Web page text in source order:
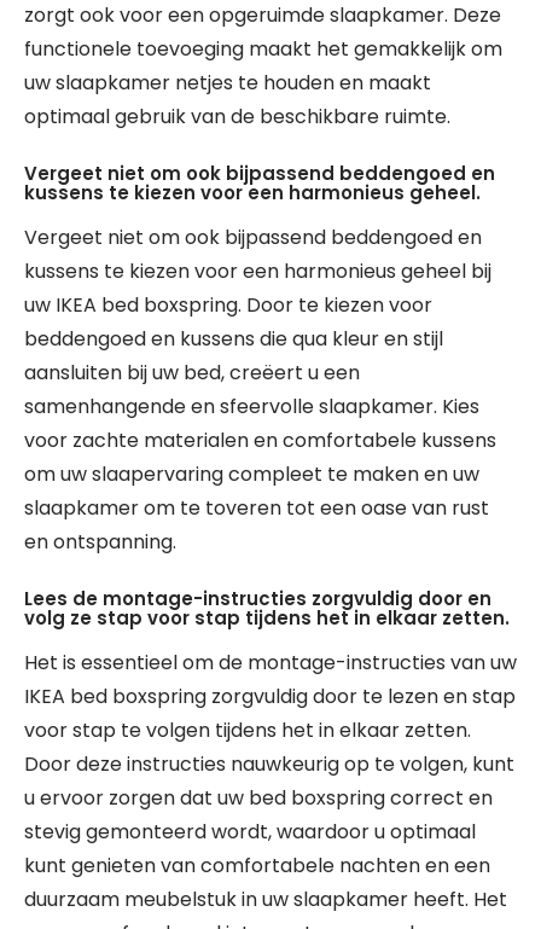
zorgt ook voor een opgeruimde slaapkamer. Deze
functionele toevoeging maakt het gemakkelijk om
uw slaapkamer netjes te houden en maakt
optimaal gebruik van de beschikbare ruimte.
Vergeet niet om ook bijpassend beddengoed en
kussens te kiezen voor een harmonieus geheel.
Vergeet niet om ook bijpassend beddengoed en
kussens te kiezen voor een harmonieus geheel bij
uw IKEA bed boxspring. Door te kiezen voor
beddengoed en kussens die qua kleur en stijl
aansluiten bij uw bed, creëert u een
samenhangende en sfeervolle slaapkamer. Kies
voor zachte materialen en comfortabele kussens
om uw slaapervaring compleet te maken en uw
slaapkamer om te toveren tot een oase van rust
en ontspanning.
Lees de montage-instructies zorgvuldig door en
volg ze stap voor stap tijdens het in elkaar zetten.
Het is essentieel om de montage-instructies van uw
IKEA bed boxspring zorgvuldig door te lezen en stap
voor stap te volgen tijdens het in elkaar zetten.
Door deze instructies nauwkeurig op te volgen, kunt
u ervoor zorgen dat uw bed boxspring correct en
stevig gemonteerd wordt, waardoor u optimaal
kunt genieten van comfortabele nachten en een
duurzaam meubelstuk in uw slaapkamer heeft. Het